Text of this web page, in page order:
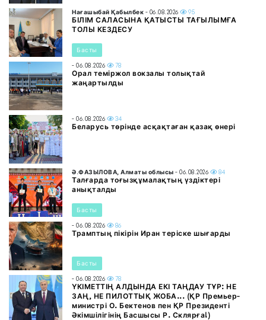
Нағашыбай Қабылбек - 06.08.2026 95
БІЛІМ САЛАСЫНА ҚАТЫСТЫ ТАҒЫЛЫМҒА
ТОЛЫ КЕЗДЕСУ
Басты
- 06.08.2026 78
Орал теміржол вокзалы толықтай
жаңартылды
- 06.08.2026 34
Беларусь төрінде асқақтаған қазақ өнері
Ә.ФАЗЫЛОВА, Алматы облысы - 06.08.2026 84
Талғарда тоғызқұмалақтың үздіктері
анықталды
Басты
- 06.08.2026 86
Трамптың пікірін Иран теріске шығарды
Басты
- 06.08.2026 78
ҮКІМЕТТІҢ АЛДЫНДА ЕКІ ТАҢДАУ ТҰР: НЕ
ЗАҢ, НЕ ПИЛОТТЫҚ ЖОБА... (ҚР Премьер-
министрі О. Бектенов пен ҚР Президенті
Әкімшілігінің Басшысы Р. Склярға!)